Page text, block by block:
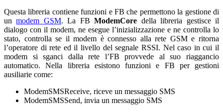
Questa libreria contiene funzioni e FB che permettono la gestione di
unmodem GSM. La FBModemCore della libreria gestisce il
dialogo con il modem, ne esegue l’inizializzazione e ne controlla lo
stato, controlla se il modem è connesso alla rete GSM e ritorna
l’operatore di rete ed il livello del segnale RSSI. Nel caso in cui il
modem si sganci dalla rete l’FB provvede al suo riaggancio
automatico. Nella libreria esistono funzioni e FB per gestioni
ausiliarie come:
ModemSMSReceive, riceve un messaggio SMS
ModemSMSSend, invia un messaggio SMS